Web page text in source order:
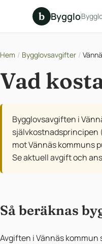
b Bygglo
Hem / Bygglovsavgifter /
Vad
Bygglovsavgiften i
självkostnadsprincipen
mot Vännäs kommuns
Se aktuell avgift och
Så beräknas
Avgiften i Vännäs